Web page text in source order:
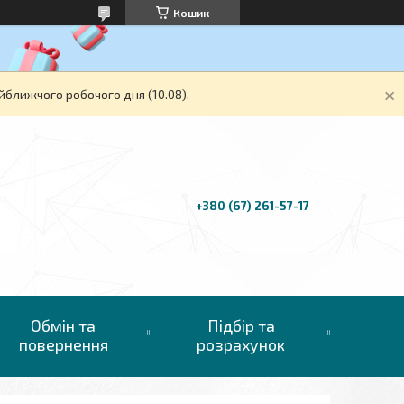
Кошик
робочого дня (10.08).
+380 (67) 261-57-17
Обмін та
повернення
Підбір та
розрахунок